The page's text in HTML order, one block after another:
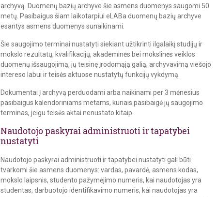
archyvą. Duomenų bazių archyve šie asmens duomenys saugomi 50
metų. Pasibaigus šiam laikotarpiui eLABa duomenų bazių archyve
esantys asmens duomenys sunaikinami.
Šie saugojimo terminai nustatyti siekiant užtikrinti ilgalaikį studijų ir
mokslo rezultatų, kvalifikacijų, akademinės bei mokslinės veiklos
duomenų išsaugojimą, jų teisinę įrodomąją galią, archyvavimą viešojo
intereso labui ir teisės aktuose nustatytų funkcijų vykdymą.
Dokumentai į archyvą perduodami arba naikinami per 3 mėnesius
pasibaigus kalendoriniams metams, kuriais pasibaigė jų saugojimo
terminas, jeigu teisės aktai nenustato kitaip.
Naudotojo paskyrai administruoti ir tapatybei
nustatyti
Naudotojo paskyrai administruoti ir tapatybei nustatyti gali būti
tvarkomi šie asmens duomenys: vardas, pavardė, asmens kodas,
mokslo laipsnis, studento pažymėjimo numeris, kai naudotojas yra
studentas, darbuotojo identifikavimo numeris, kai naudotojas yra